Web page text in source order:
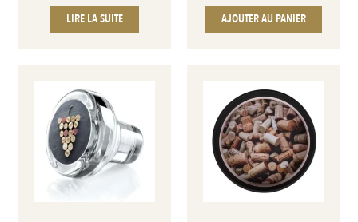
LIRE LA SUITE
AJOUTER AU PANIER